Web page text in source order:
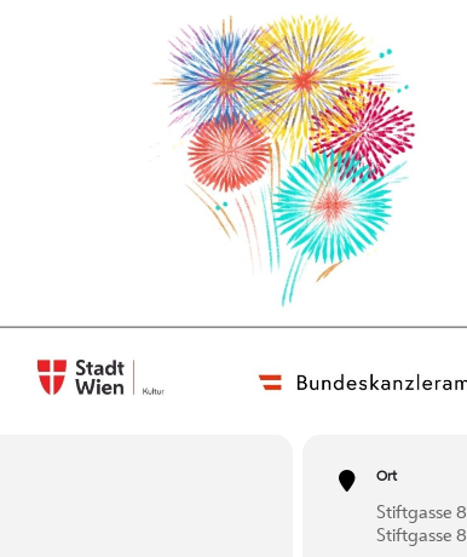
Ort
Stiftgasse 8
Stiftgasse